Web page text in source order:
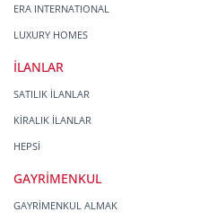
ERA INTERNATIONAL
LUXURY HOMES
İLANLAR
SATILIK İLANLAR
KİRALIK İLANLAR
HEPSİ
GAYRİMENKUL
GAYRİMENKUL ALMAK